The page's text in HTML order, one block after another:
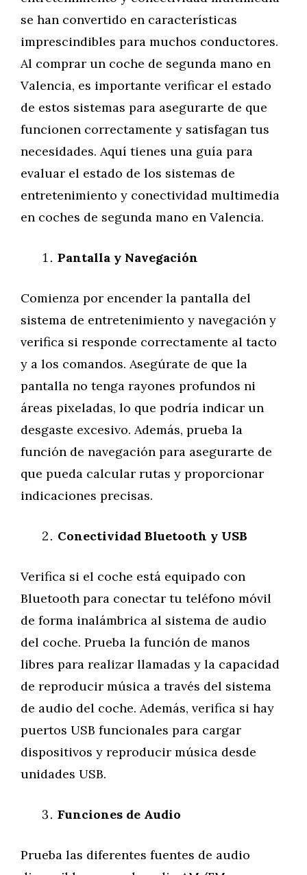
se han convertido en características
imprescindibles para muchos conductores.
Al comprar un coche de segunda mano en
Valencia, es importante verificar el estado
de estos sistemas para asegurarte de que
funcionen correctamente y satisfagan tus
necesidades. Aquí tienes una guía para
evaluar el estado de los sistemas de
entretenimiento y conectividad multimedia
en coches de segunda mano en Valencia.
Pantalla y Navegación
Comienza por encender la pantalla del
sistema de entretenimiento y navegación y
verifica si responde correctamente al tacto
y a los comandos. Asegúrate de que la
pantalla no tenga rayones profundos ni
áreas pixeladas, lo que podría indicar un
desgaste excesivo. Además, prueba la
función de navegación para asegurarte de
que pueda calcular rutas y proporcionar
indicaciones precisas.
Conectividad Bluetooth y USB
Verifica si el coche está equipado con
Bluetooth para conectar tu teléfono móvil
de forma inalámbrica al sistema de audio
del coche. Prueba la función de manos
libres para realizar llamadas y la capacidad
de reproducir música a través del sistema
de audio del coche. Además, verifica si hay
puertos USB funcionales para cargar
dispositivos y reproducir música desde
unidades USB.
Funciones de Audio
Prueba las diferentes fuentes de audio